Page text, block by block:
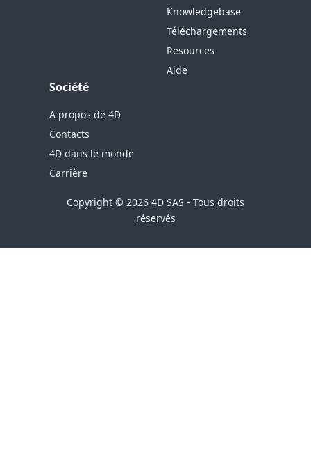
Knowledgebase
Téléchargements
Resources
Aide
Société
A propos de 4D
Contacts
4D dans le monde
Carrière
Copyright © 2026 4D SAS - Tous droits
réservés